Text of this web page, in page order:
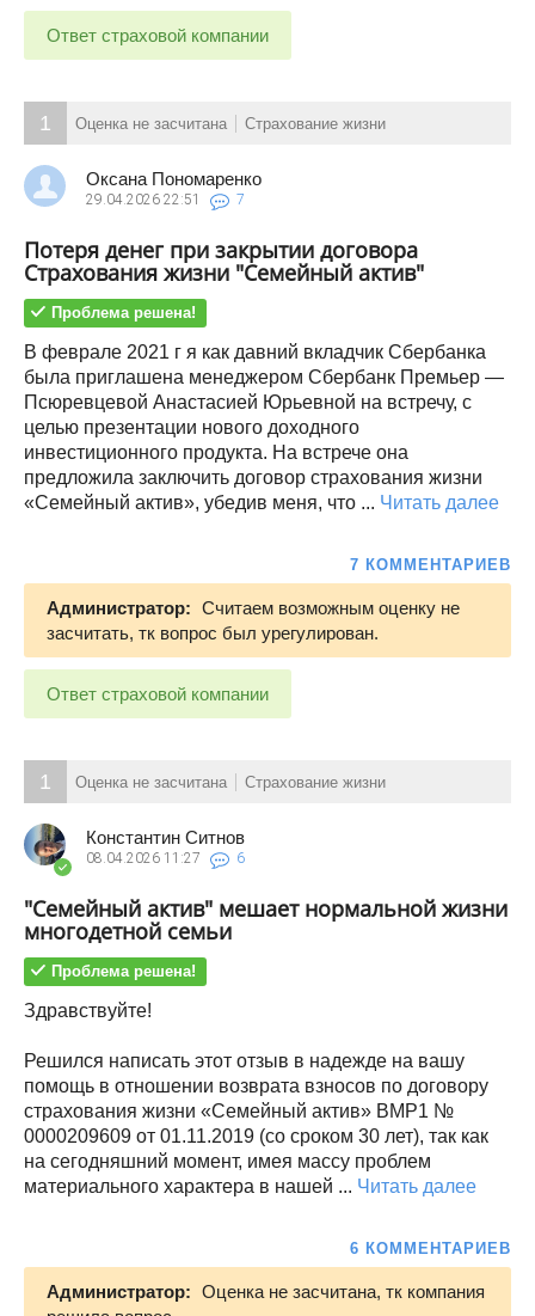
Ответ страховой компании
1 Оценка не засчитана Страхование жизни
Оксана Пономаренко
29.04.2026 22:51 7
Потеря денег при закрытии договора
Страхования жизни "Семейный актив"
Проблема решена!
В феврале 2021 г я как давний вкладчик Сбербанка
была приглашена менеджером Сбербанк Премьер —
Псюревцевой Анастасией Юрьевной на встречу, с
целью презентации нового доходного
инвестиционного продукта. На встрече она
предложила заключить договор страхования жизни
«Семейный актив», убедив меня, что ... Читать далее
7 КОММЕНТАРИЕВ
Администратор: Считаем возможным оценку не
засчитать, тк вопрос был урегулирован.
Ответ страховой компании
1 Оценка не засчитана Страхование жизни
Константин Ситнов
08.04.2026 11:27 6
"Семейный актив" мешает нормальной жизни
многодетной семьи
Проблема решена!
Здравствуйте!
Решился написать этот отзыв в надежде на вашу
помощь в отношении возврата взносов по договору
страхования жизни «Семейный актив» ВМР1 №
0000209609 от 01.11.2019 (со сроком 30 лет), так как
на сегодняшний момент, имея массу проблем
материального характера в нашей ... Читать далее
6 КОММЕНТАРИЕВ
Администратор: Оценка не засчитана, тк компания